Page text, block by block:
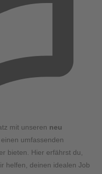
mit unseren neu
einen umfassenden
bieten. Hier erfährst du,
helfen, deinen idealen Job